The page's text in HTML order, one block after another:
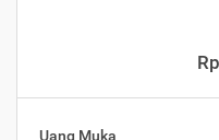
Uang Muka